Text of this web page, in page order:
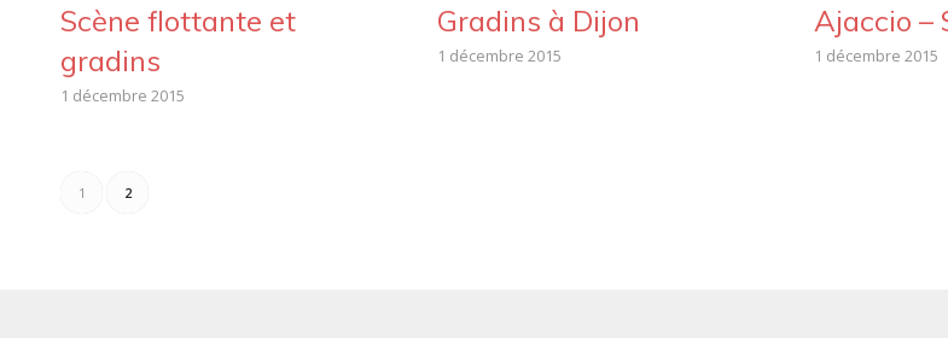
Scène flottante et
gradins
1 décembre 2015
Gradins à Dijon
1 décembre 2015
Ajaccio –
1 décembre 2015
1 2